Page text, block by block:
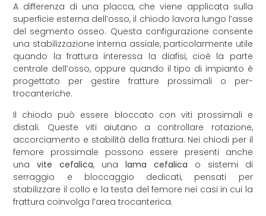
A differenza di una placca, che viene applicata sulla
superficie esterna dell’osso, il chiodo lavora lungo l’asse
del segmento osseo. Questa configurazione consente
una stabilizzazione interna assiale, particolarmente utile
quando la frattura interessa la diafisi, cioè la parte
centrale dell’osso, oppure quando il tipo di impianto è
progettato per gestire fratture prossimali o per-
trocanteriche.
Il chiodo può essere bloccato con viti prossimali e
distali. Queste viti aiutano a controllare rotazione,
accorciamento e stabilità della frattura. Nei chiodi per il
femore prossimale possono essere presenti anche
unavite cefalica, unalama cefalica o sistemi di
serraggio e bloccaggio dedicati, pensati per
stabilizzare il collo e la testa del femore nei casi in cui la
frattura coinvolga l’area trocanterica.